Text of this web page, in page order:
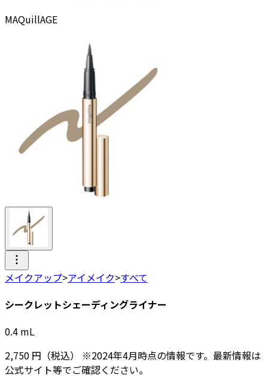
MAQuillAGE
メイクアップ>アイメイク>すべて
シークレットシェーディングライナー
0.4 mL
2,750 円 （税込） ※2024年4月時点の情報です。最新情報は
公式サイト等でご確認ください。